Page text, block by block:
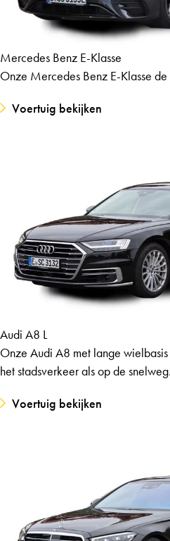
Mercedes Benz E-Klasse
Onze Mercedes Benz E-Klasse
Voertuig bekijken
Audi A8 L
Onze Audi A8 met lange
het stadsverkeer als op de snelweg.
Voertuig bekijken